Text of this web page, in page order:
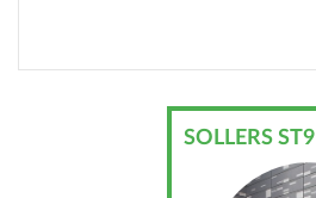
SOLLERS ST9